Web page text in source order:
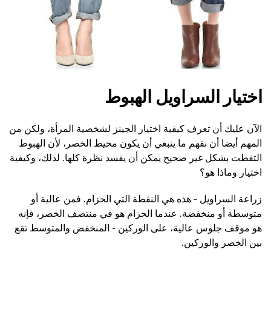
اختيار السراويل الهبوط
الآن عليك أن تعرف كيفية اختيار الجينز لشخصية المرأة، ولكن من
المهم أيضا أن نفهم ما ينبغي أن يكون محيط الخصر، لأن الهبوط
التقطت بشكل غير صحيح يمكن أن يفسد نظرة كلها. لذلك، وكيفية
اختيار وماذا هو؟
زراعة السراويل - هذه هي النقطة التي الحزام. فمن عالية أو
متوسطة أو منخفضة. عندما الحزام هو في منتصف الخصر، فإنه
هو موقف جلوس عالية، على الوركين - المنخفض والمتوسط تقع
بين الخصر والوركين.